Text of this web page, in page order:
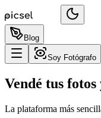
Blog
Soy Fotógrafo
Vendé tus fotos
La plataforma más